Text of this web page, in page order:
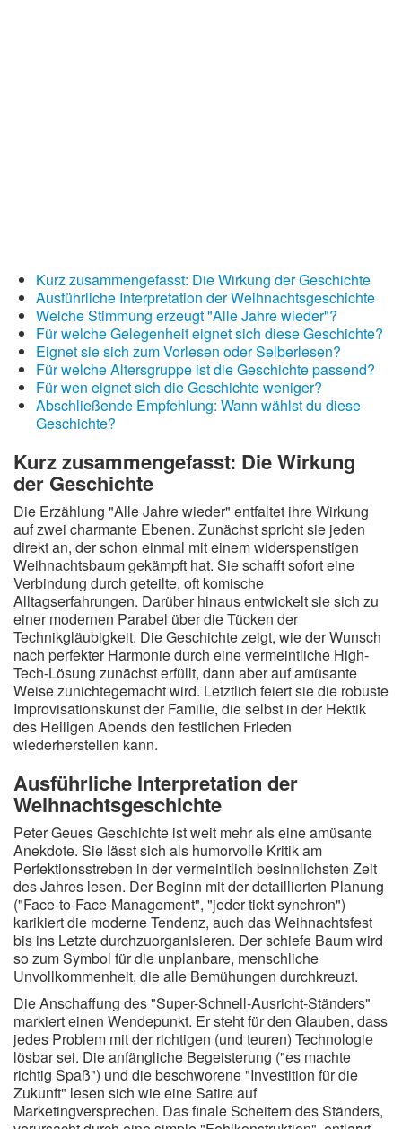
Kurz zusammengefasst: Die Wirkung der Geschichte
Ausführliche Interpretation der Weihnachtsgeschichte
Welche Stimmung erzeugt "Alle Jahre wieder"?
Für welche Gelegenheit eignet sich diese Geschichte?
Eignet sie sich zum Vorlesen oder Selberlesen?
Für welche Altersgruppe ist die Geschichte passend?
Für wen eignet sich die Geschichte weniger?
Abschließende Empfehlung: Wann wählst du diese
Geschichte?
Kurz zusammengefasst: Die Wirkung
der Geschichte
Die Erzählung "Alle Jahre wieder" entfaltet ihre Wirkung
auf zwei charmante Ebenen. Zunächst spricht sie jeden
direkt an, der schon einmal mit einem widerspenstigen
Weihnachtsbaum gekämpft hat. Sie schafft sofort eine
Verbindung durch geteilte, oft komische
Alltagserfahrungen. Darüber hinaus entwickelt sie sich zu
einer modernen Parabel über die Tücken der
Technikgläubigkeit. Die Geschichte zeigt, wie der Wunsch
nach perfekter Harmonie durch eine vermeintliche High-
Tech-Lösung zunächst erfüllt, dann aber auf amüsante
Weise zunichtegemacht wird. Letztlich feiert sie die robuste
Improvisationskunst der Familie, die selbst in der Hektik
des Heiligen Abends den festlichen Frieden
wiederherstellen kann.
Ausführliche Interpretation der
Weihnachtsgeschichte
Peter Geues Geschichte ist weit mehr als eine amüsante
Anekdote. Sie lässt sich als humorvolle Kritik am
Perfektionsstreben in der vermeintlich besinnlichsten Zeit
des Jahres lesen. Der Beginn mit der detaillierten Planung
("Face-to-Face-Management", "jeder tickt synchron")
karikiert die moderne Tendenz, auch das Weihnachtsfest
bis ins Letzte durchzuorganisieren. Der schiefe Baum wird
so zum Symbol für die unplanbare, menschliche
Unvollkommenheit, die alle Bemühungen durchkreuzt.
Die Anschaffung des "Super-Schnell-Ausricht-Ständers"
markiert einen Wendepunkt. Er steht für den Glauben, dass
jedes Problem mit der richtigen (und teuren) Technologie
lösbar sei. Die anfängliche Begeisterung ("es machte
richtig Spaß") und die beschworene "Investition für die
Zukunft" lesen sich wie eine Satire auf
Marketingversprechen. Das finale Scheitern des Ständers,